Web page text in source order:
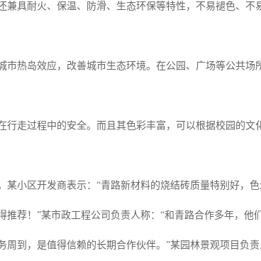
具耐火、保温、防滑、生态环保等特性，不易褪色、不
热岛效应，改善城市生态环境。在公园、广场等公共场
走过程中的安全。而且其色彩丰富，可以根据校园的文
小区开发商表示：“青路新材料的烧结砖质量特别好，
荐！”某市政工程公司负责人称：“和青路合作多年，他
到，是值得信赖的长期合作伙伴。”某园林景观项目负责